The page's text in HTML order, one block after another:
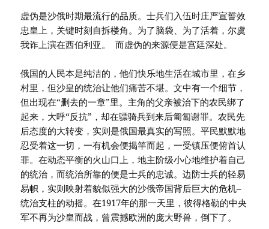
虚伪是沙俄时期最流行的品质。士兵们入伍时庄严宣誓效
忠皇上，关键时刻自拆楼角。为了脑袋、为了活着，尔虞
我诈上演在西伯利亚。 而虚伪的来源便是宫廷深处。
俄国的人民本是纯洁的，他们快乐地生活在城市里，在乡
村里，但沙皇的统治让他们痛苦不堪。文中有一个细节，
但出现在“删去的一章”里。主角的父亲被治下的农民绑了
起来，大呼“反抗”，却在骠骑兵到来后匍匐谢罪。农民先
后态度的大转变，实则是俄国最真实的写照。平民默默地
忍受着这一切，一有机会便揭竿而起，一受镇压便俯首认
罪。在动态平衡的火山口上，地主阶级小心地维护着自己
的统治，而统治所靠的便是士兵的忠诚。边防士兵的轻易
易帜，实则映射着貌似强大的沙俄帝国背后巨大的危机–
统治支柱的动摇。在1917年的那一天里，彼得格勒的中央
军不再为沙皇而战，曾震撼欧洲的庞大野兽，倒下了。